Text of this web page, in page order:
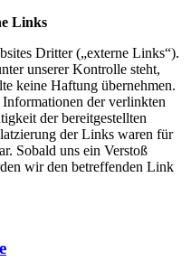
Links
Dritter („externe Links“).
unserer Kontrolle steht,
keine Haftung übernehmen.
der verlinkten
der bereitgestellten
der Links waren für
Sobald uns ein Verstoß
wir den betreffenden Link